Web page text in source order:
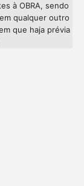
à OBRA, sendo
qualquer outro
que haja prévia